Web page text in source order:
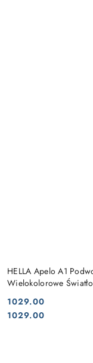
HELLA Apelo A1
Wielokolorowe Światło
Cena:
1029.00
Cena:
1029.00